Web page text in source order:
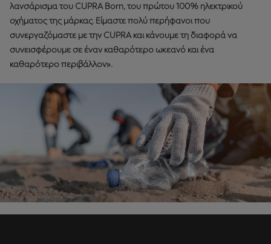
λανσάρισμα του CUPRA Born, του πρώτου 100% ηλεκτρικού
οχήματος της μάρκας. Είμαστε πολύ περήφανοι που
συνεργαζόμαστε με την CUPRA και κάνουμε τη διαφορά να
συνεισφέρουμε σε έναν καθαρότερο ωκεανό και ένα
καθαρότερο περιβάλλον».